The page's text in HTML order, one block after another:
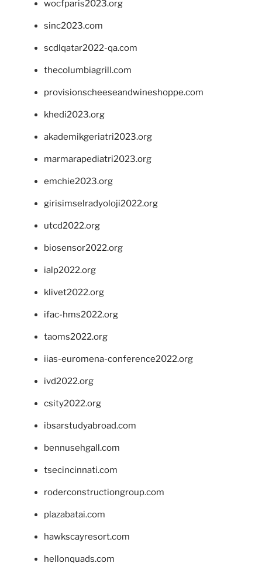
wocfparis2023.org
sinc2023.com
scdlqatar2022-qa.com
thecolumbiagrill.com
provisionscheeseandwineshoppe.com
khedi2023.org
akademikgeriatri2023.org
marmarapediatri2023.org
emchie2023.org
girisimselradyoloji2022.org
utcd2022.org
biosensor2022.org
ialp2022.org
klivet2022.org
ifac-hms2022.org
taoms2022.org
iias-euromena-conference2022.org
ivd2022.org
csity2022.org
ibsarstudyabroad.com
bennusehgall.com
tsecincinnati.com
roderconstructiongroup.com
plazabatai.com
hawkscayresort.com
hellonquads.com